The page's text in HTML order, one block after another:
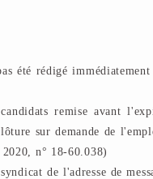
été rédigé
remise avant
sur demande de
n° 18-60.038)
de l'adresse de